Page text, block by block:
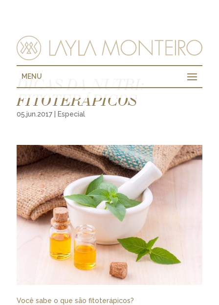
MENU
DICAS DA NUTRI:
FITOTERÁPICOS
05.jun.2017| Especial
Você sabe o que são fitoterápicos?